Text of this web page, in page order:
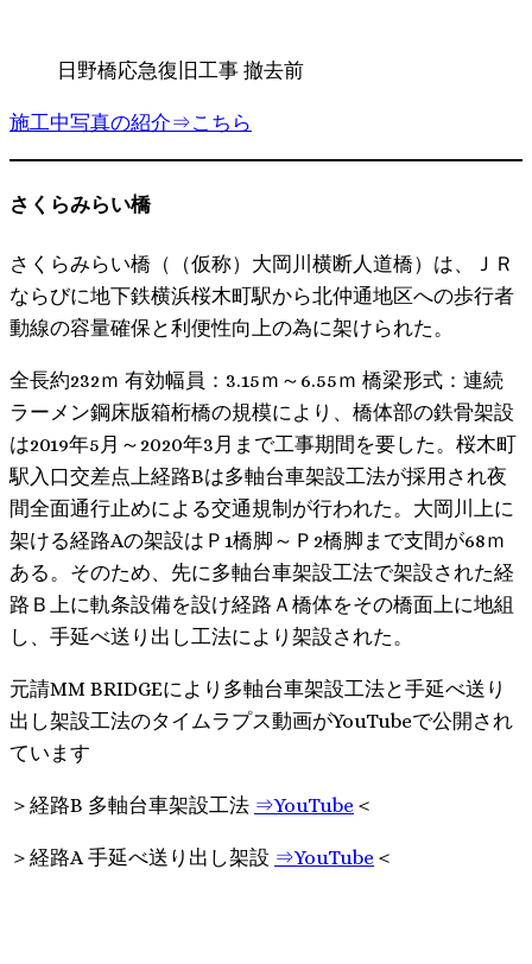
日野橋応急復旧工事 撤去前
施工中写真の紹介⇒こちら
さくらみらい橋
さくらみらい橋（（仮称）大岡川横断人道橋）は、ＪＲ
ならびに地下鉄横浜桜木町駅から北仲通地区への歩行者
動線の容量確保と利便性向上の為に架けられた。
全長約232ｍ 有効幅員：3.15ｍ～6.55ｍ 橋梁形式：連続
ラーメン鋼床版箱桁橋の規模により、橋体部の鉄骨架設
は2019年5月～2020年3月まで工事期間を要した。桜木町
駅入口交差点上経路Bは多軸台車架設工法が採用され夜
間全面通行止めによる交通規制が行われた。大岡川上に
架ける経路Aの架設はＰ1橋脚～Ｐ2橋脚まで支間が68ｍ
ある。そのため、先に多軸台車架設工法で架設された経
路Ｂ上に軌条設備を設け経路Ａ橋体をその橋面上に地組
し、手延べ送り出し工法により架設された。
元請MM BRIDGEにより多軸台車架設工法と手延べ送り
出し架設工法のタイムラプス動画がYouTubeで公開され
ています
＞経路B 多軸台車架設工法 ⇒YouTube ＜
＞経路A 手延べ送り出し架設 ⇒YouTube ＜